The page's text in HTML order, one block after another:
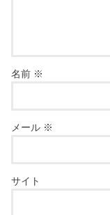
名前 ※
メール ※
サイト